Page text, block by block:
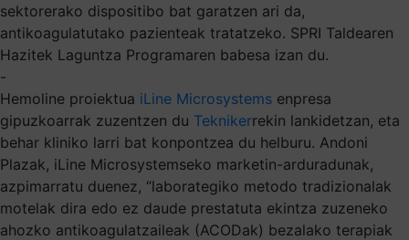
sektorerako dispositibo bat garatzen ari da,
antikoagulatutako pazienteak tratatzeko. SPRI Taldearen
Hazitek Laguntza Programaren babesa izan du.
-
Hemoline proiektua iLine Microsystems enpresa
gipuzkoarrak zuzentzen du Teknikerrekin lankidetzan, eta
behar kliniko larri bat konpontzea du helburu. Andoni
Plazak, iLine Microsystemseko marketin-arduradunak,
azpimarratu duenez, “laborategiko metodo tradizionalak
motelak dira edo ez daude prestatuta ekintza zuzeneko
ahozko antikoagulatzaileak (ACODak) bezalako terapiak